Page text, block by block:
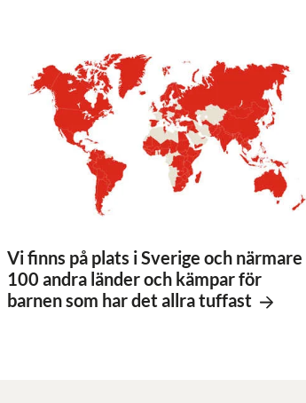
Vi finns på plats i Sverige och närmare
100 andra länder och kämpar för
barnen som har det allra tuffast